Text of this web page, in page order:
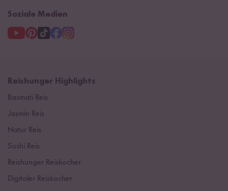
Soziale Medien
Reishunger Highlights
Basmati Reis
Jasmin Reis
Natur Reis
Sushi Reis
Reishunger Reiskocher
Digitaler Reiskocher